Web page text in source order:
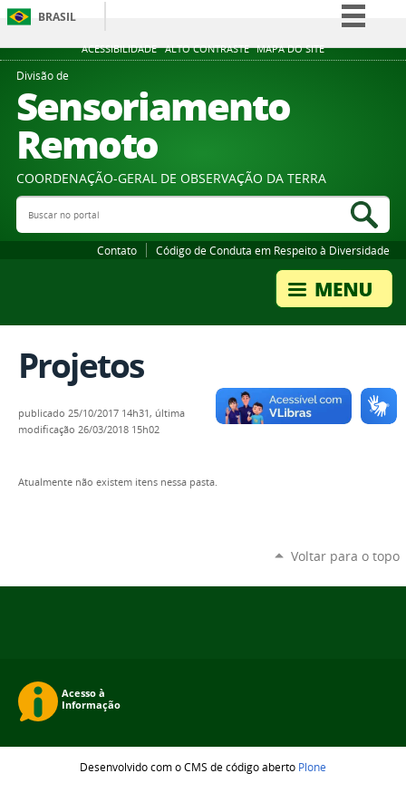
ACESSIBILIDADE ALTO CONTRASTE MAPA DO SITE
BRASIL
Simplifique!
Participe
Divisão de
Sensoriamento
Remoto
COORDENAÇÃO-GERAL DE OBSERVAÇÃO DA TERRA
Buscar no portal
Contato Código de Conduta em Respeito à Diversidade
Projetos
publicado 25/10/2017 14h31, última
modificação 26/03/2018 15h02
Atualmente não existem itens nessa pasta.
Voltar para o topo
Desenvolvido com o CMS de código aberto Plone